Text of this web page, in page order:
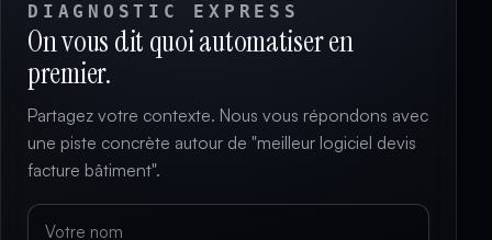
DIAGNOSTIC EXPRESS
On vous dit quoi automatiser en
premier.
Partagez votre contexte. Nous vous répondons avec
une piste concrète autour de "meilleur logiciel devis
facture bâtiment".